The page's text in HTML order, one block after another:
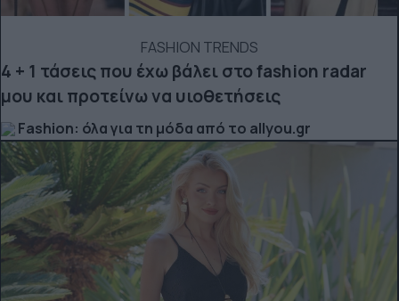
FASHION TRENDS
4 + 1 τάσεις που έχω βάλει στο fashion radar
μου και προτείνω να υιοθετήσεις
Fashion: όλα για τη μόδα από το allyou.gr